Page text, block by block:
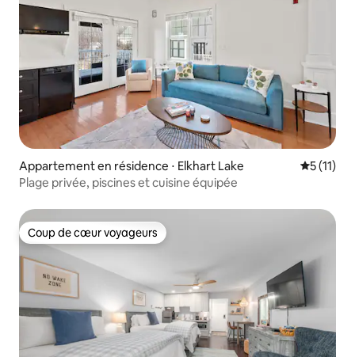
Appartement en résidence ⋅ Elkhart Lake
5 (11)
Plage privée, piscines et cuisine équipée
Coup de cœur voyageurs
Coup de cœur voyageurs